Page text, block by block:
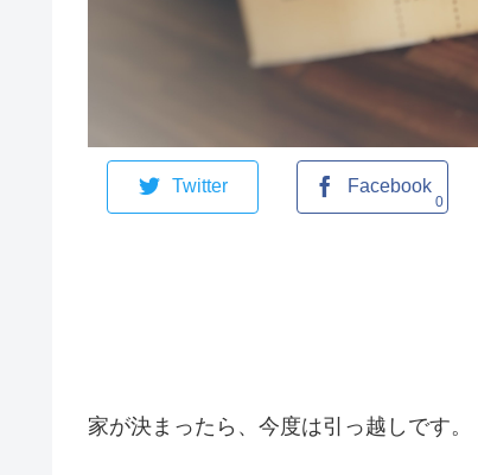
Twitter Facebook
0
家が決まったら、今度は引っ越しです。